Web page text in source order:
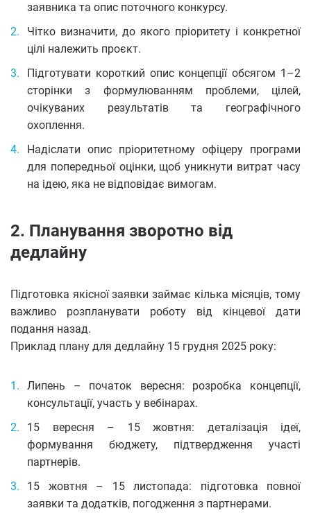
заявника та опис поточного конкурсу.
Чітко визначити, до якого пріоритету і конкретної
цілі належить проєкт.
Підготувати короткий опис концепції обсягом 1–2
сторінки з формулюванням проблеми, цілей,
очікуваних результатів та географічного
охоплення.
Надіслати опис пріоритетному офіцеру програми
для попередньої оцінки, щоб уникнути витрат часу
на ідею, яка не відповідає вимогам.
2. Планування зворотно від
дедлайну
Підготовка якісної заявки займає кілька місяців, тому
важливо розпланувати роботу від кінцевої дати
подання назад.
Приклад плану для дедлайну 15 грудня 2025 року:
Липень – початок вересня: розробка концепції,
консультації, участь у вебінарах.
15 вересня – 15 жовтня: деталізація ідеї,
формування бюджету, підтвердження участі
партнерів.
15 жовтня – 15 листопада: підготовка повної
заявки та додатків, погодження з партнерами.